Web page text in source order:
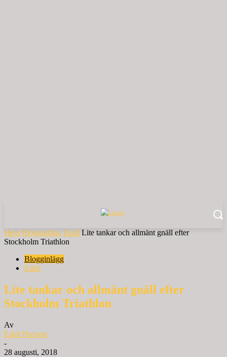
Hem Blogginlägg Eskil Lite tankar och allmänt gnäll efter
Stockholm Triathlon
Blogginlägg
Eskil
Lite tankar och allmänt gnäll efter
Stockholm Triathlon
Av
Eskil Persson
-
28 augusti, 2018